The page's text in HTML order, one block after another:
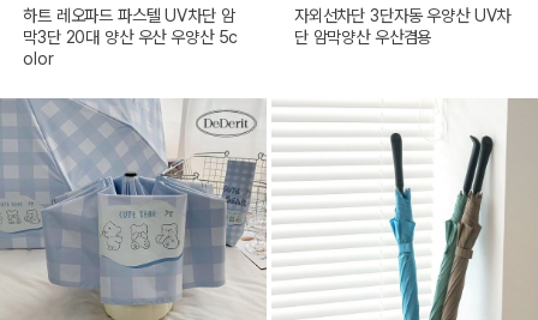
하트 레오파드 파스텔 UV차단 암
막3단 20대 양산 우산 우양산 5c
olor
자외선차단 3단자동 우양산 UV차
단 암막양산 우산겸용